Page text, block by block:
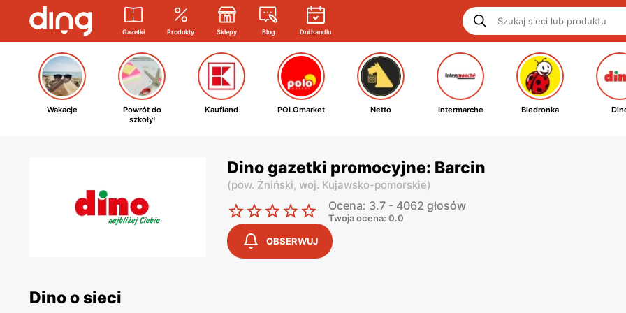
Gazetki Produkty Sklepy Blog Dni handlu
Wakacje
Powrót do
szkoły!
Kaufland POLOmarket Netto Intermarche Biedronka
Dino gazetki promocyjne: Barcin
(pow. Żniński, woj. Kujawsko-pomorskie)
Ocena: 3.7 - 4062 głosów
Twoja ocena: 0.0
OBSERWUJ
Dino o sieci